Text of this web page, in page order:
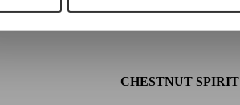
CHESTNUT SPIRIT